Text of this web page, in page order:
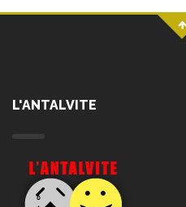
L'ANTALVITE